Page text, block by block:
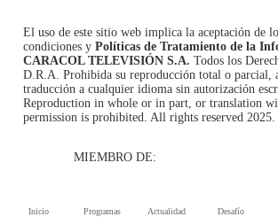
Inicio Programas Actualidad Desafío
El uso de este sitio web implica la aceptación de
condiciones y Políticas de Tratamiento de la
CARACOL TELEVISIÓN S.A. Todos los
D.R.A. Prohibida su reproducción total o parcial,
traducción a cualquier idioma sin autorización
Reproduction in whole or in part, or translation
permission is prohibited. All rights reserved 2025.
MIEMBRO DE: